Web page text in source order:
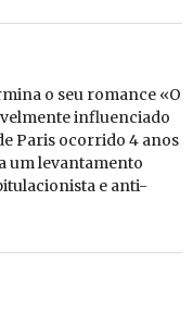
o seu romance «O
influenciado
Paris ocorrido 4 anos
um levantamento
e anti-